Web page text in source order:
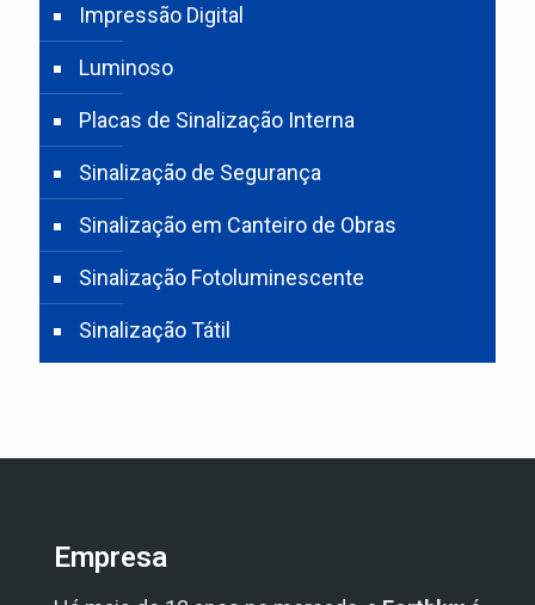
Impressão Digital
Luminoso
Placas de Sinalização Interna
Sinalização de Segurança
Sinalização em Canteiro de Obras
Sinalização Fotoluminescente
Sinalização Tátil
Empresa